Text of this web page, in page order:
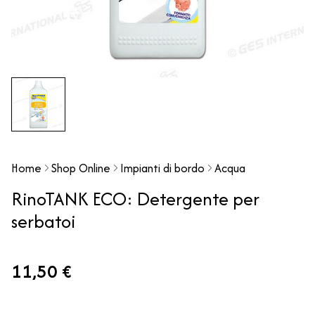
Home Shop Online Impianti di bordo Acqua
RinoTANK ECO: Detergente per
serbatoi
11,50 €